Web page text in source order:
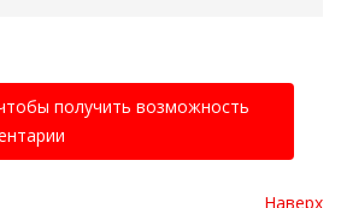
получить возможность
Наверх